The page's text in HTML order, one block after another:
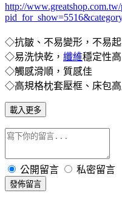
http://
◇抗皺、不易變形，不易
◇易洗快乾， 纖維穩定性高
◇觸感滑順，質感佳
◇高規格枕套壓框、床包高
載入更多
公開留言 私密留言
發佈留言